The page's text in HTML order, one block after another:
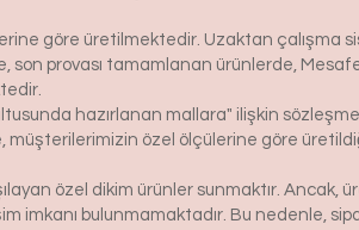
göre üretilmektedir. Uzaktan çalışma
provası tamamlanan ürünlerde,
hazırlanan mallara" ilişkin
müşterilerimizin özel ölçülerine göre
özel dikim ürünler sunmaktır. Ancak,
imkanı bulunmamaktadır. Bu nedenle,